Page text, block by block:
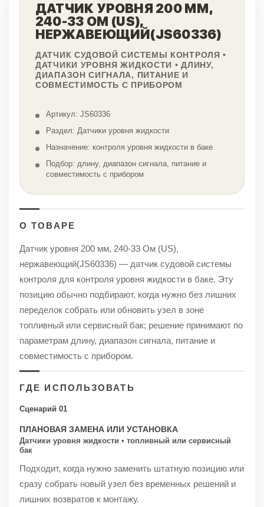
ДАТЧИК УРОВНЯ 200 ММ,
240-33 ОМ (US),
НЕРЖАВЕЮЩИЙ(JS60336)
ДАТЧИК СУДОВОЙ СИСТЕМЫ КОНТРОЛЯ •
ДАТЧИКИ УРОВНЯ ЖИДКОСТИ • ДЛИНУ,
ДИАПАЗОН СИГНАЛА, ПИТАНИЕ И
СОВМЕСТИМОСТЬ С ПРИБОРОМ
Артикул: JS60336
Раздел: Датчики уровня жидкости
Назначение: контроля уровня жидкости в баке
Подбор: длину, диапазон сигнала, питание и
совместимость с прибором
О ТОВАРЕ
Датчик уровня 200 мм, 240-33 Ом (US),
нержавеющий(JS60336) — датчик судовой системы
контроля для контроля уровня жидкости в баке. Эту
позицию обычно подбирают, когда нужно без лишних
переделок собрать или обновить узел в зоне
топливный или сервисный бак; решение принимают по
параметрам длину, диапазон сигнала, питание и
совместимость с прибором.
ГДЕ ИСПОЛЬЗОВАТЬ
Сценарий 01
ПЛАНОВАЯ ЗАМЕНА ИЛИ УСТАНОВКА
Датчики уровня жидкости • топливный или сервисный
бак
Подходит, когда нужно заменить штатную позицию или
сразу собрать новый узел без временных решений и
лишних возвратов к монтажу.